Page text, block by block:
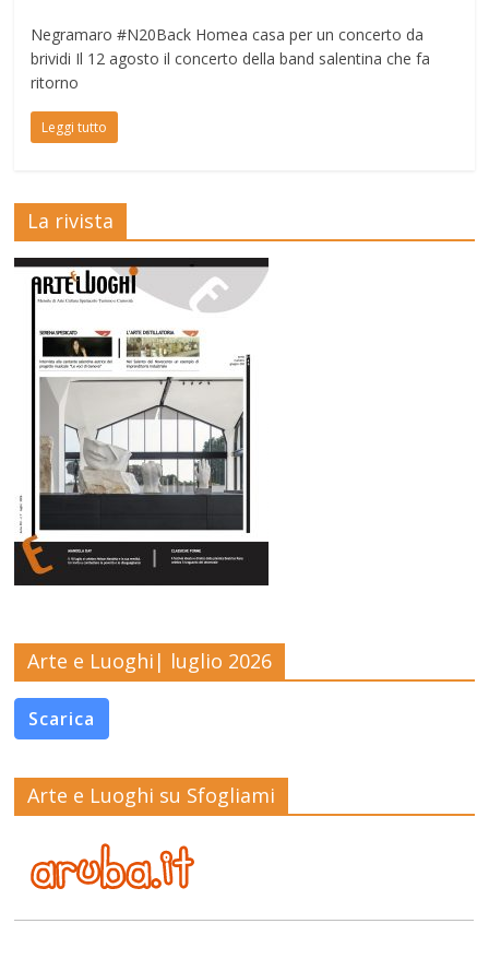
Negramaro #N20Back Homea casa per un concerto da
brividi Il 12 agosto il concerto della band salentina che fa
ritorno
Leggi tutto
La rivista
Arte e Luoghi| luglio 2026
Scarica
Arte e Luoghi su Sfogliami